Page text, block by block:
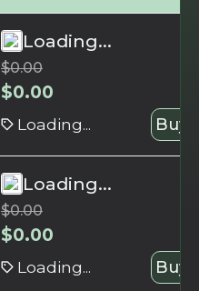
Loading...
$0.00
$0.00
Loading... Buy
Loading...
$0.00
$0.00
Loading... Buy